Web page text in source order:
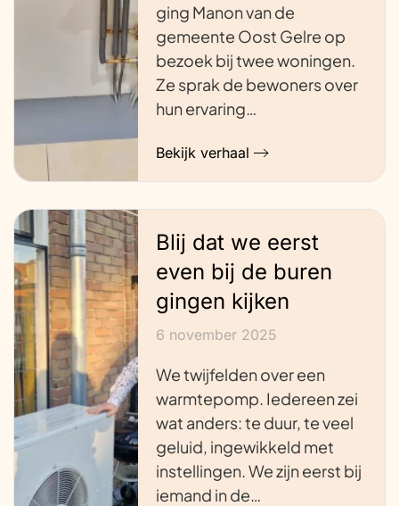
ging Manon van de
gemeente Oost Gelre op
bezoek bij twee woningen.
Ze sprak de bewoners over
hun ervaring…
Bekijk verhaal
Blij dat we eerst
even bij de buren
gingen kijken
6 november 2025
We twijfelden over een
warmtepomp. Iedereen zei
wat anders: te duur, te veel
geluid, ingewikkeld met
instellingen. We zijn eerst bij
iemand in de…